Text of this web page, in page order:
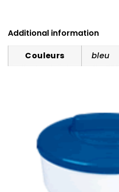
Additional information
Couleurs
bleu